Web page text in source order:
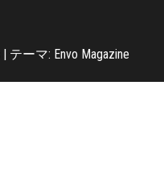
テーマ: Envo Magazine